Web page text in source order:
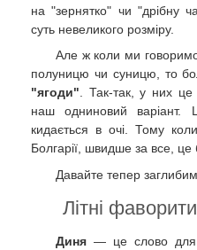
на "зернятко" чи "дрібну
суть невеликого розміру.
Але ж коли ми
полуницю чи суницю, то
"ягоди" . Так-так, у них
наш одниновий
кидається в очі. Тому
Болгарії, швидше за все,
Давайте тепер
Літні
Диня — це слово для